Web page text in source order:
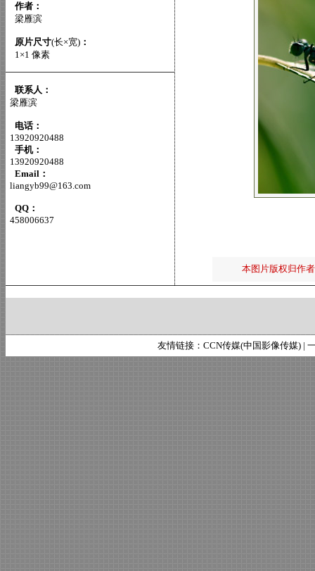
作者：
梁雁滨
原片尺寸(长×宽) ：
1×1 像素
联系人：
梁雁滨
电话：
13920920488
手机：
13920920488
Email：
liangyb99@163.com
QQ：
458006637
本图片版权归作
友情链接： CCN传媒(中国影像传媒) |